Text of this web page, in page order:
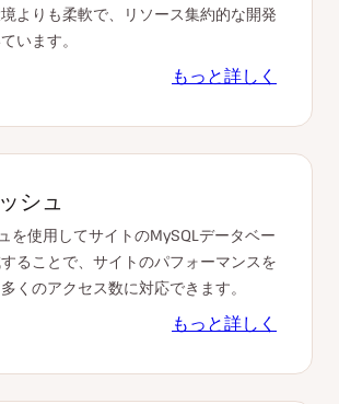
よりも柔軟で、リソース集約的な開発
います。
もっと詳しく
シュ
を使用してサイトのMySQLデータベー
ることで、サイトのパフォーマンスを
くのアクセス数に対応できます。
もっと詳しく